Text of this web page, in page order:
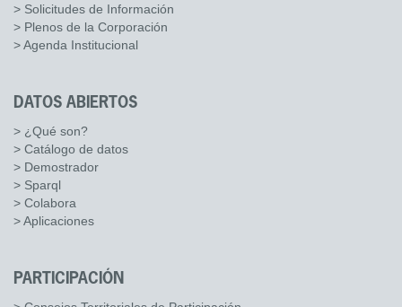
> Solicitudes de Información
> Plenos de la Corporación
> Agenda Institucional
DATOS ABIERTOS
> ¿Qué son?
> Catálogo de datos
> Demostrador
> Sparql
> Colabora
> Aplicaciones
PARTICIPACIÓN